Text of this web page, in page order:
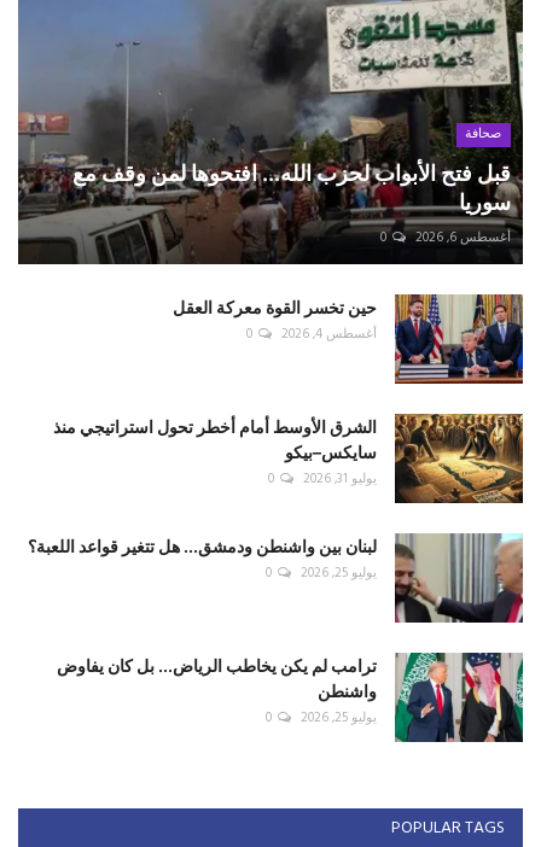
صحافة
قبل فتح الأبواب لحزب الله... افتحوها لمن وقف مع
سوريا
أغسطس 6, 2026 0
حين تخسر القوة معركة العقل
أغسطس 4, 2026 0
الشرق الأوسط أمام أخطر تحول استراتيجي منذ
سايكس–بيكو
يوليو 31, 2026 0
لبنان بين واشنطن ودمشق... هل تتغير قواعد اللعبة؟
يوليو 25, 2026 0
ترامب لم يكن يخاطب الرياض... بل كان يفاوض
واشنطن
يوليو 25, 2026 0
POPULAR TAGS